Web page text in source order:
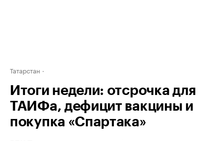
Татарстан
Итоги недели: отсрочка для
ТАИФа, дефицит вакцины и
покупка «Спартака»